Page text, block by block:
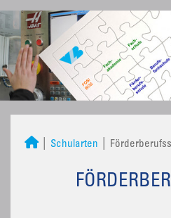
Schularten